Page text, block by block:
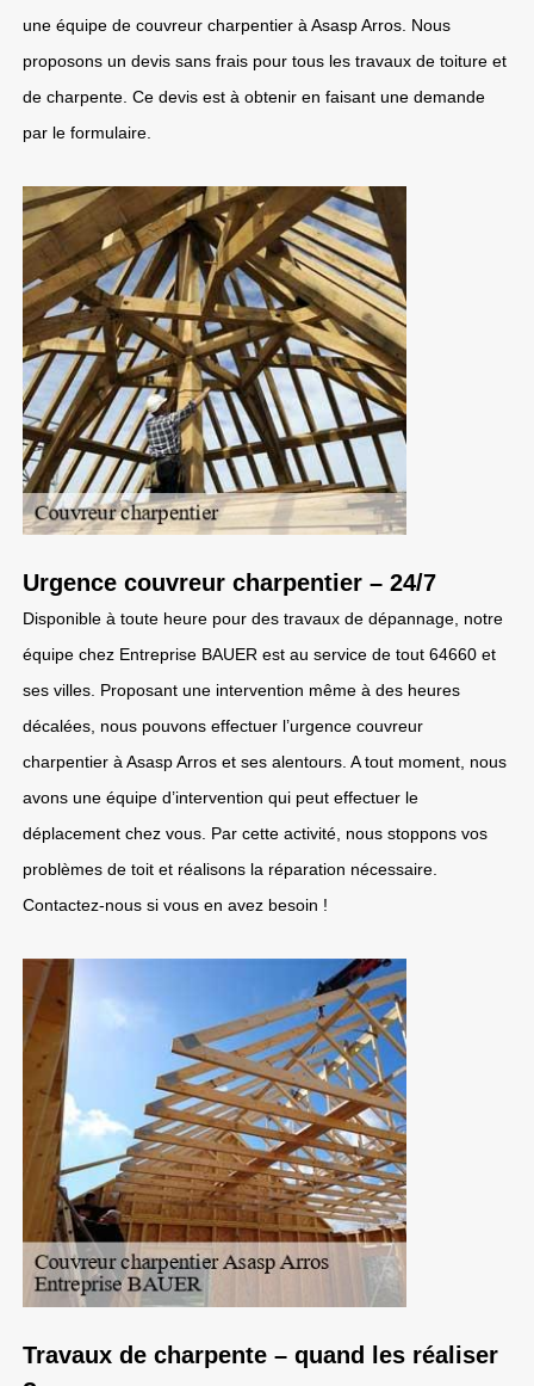
une équipe de couvreur charpentier à Asasp Arros. Nous
proposons un devis sans frais pour tous les travaux de toiture et
de charpente. Ce devis est à obtenir en faisant une demande
par le formulaire.
Urgence couvreur charpentier – 24/7
Disponible à toute heure pour des travaux de dépannage, notre
équipe chez Entreprise BAUER est au service de tout 64660 et
ses villes. Proposant une intervention même à des heures
décalées, nous pouvons effectuer l’urgence couvreur
charpentier à Asasp Arros et ses alentours. A tout moment, nous
avons une équipe d’intervention qui peut effectuer le
déplacement chez vous. Par cette activité, nous stoppons vos
problèmes de toit et réalisons la réparation nécessaire.
Contactez-nous si vous en avez besoin !
Travaux de charpente – quand les réaliser